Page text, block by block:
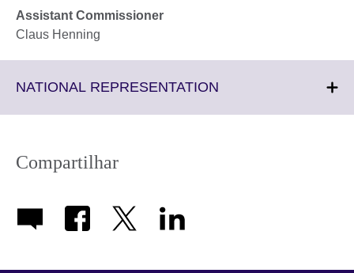
Assistant Commissioner
Claus Henning
NATIONAL REPRESENTATION
Compartilhar